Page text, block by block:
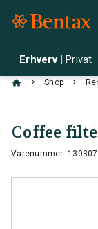
Erhverv | Privat
chevron_right Shop chevron_right
Coffee
Varenummer: